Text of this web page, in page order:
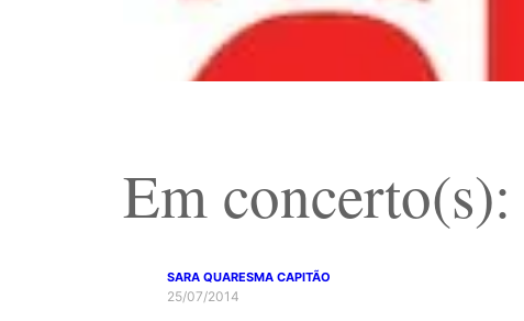
Em
SARA QUARESMA CAPITÃO
25/07/2014